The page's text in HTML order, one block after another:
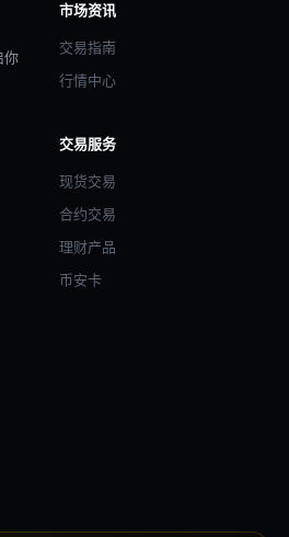
你
市场资讯
交易指南
行情中心
交易服务
现货交易
合约交易
理财产品
币安卡